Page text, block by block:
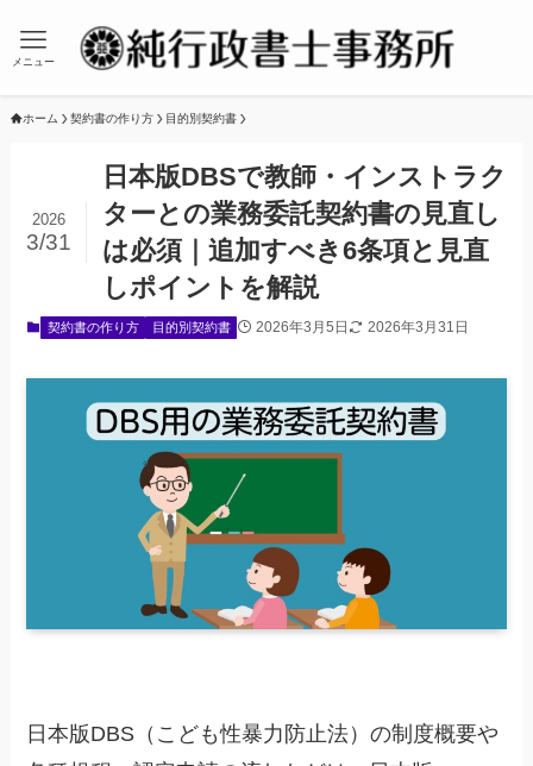
メニュー
ホーム 契約書の作り方 目的別契約書
日本版DBSで教師・インストラク
ターとの業務委託契約書の見直し
は必須｜追加すべき6条項と見直
しポイントを解説
2026
3/31
契約書の作り方 目的別契約書 2026年3月5日 2026年3月31日
日本版DBS（こども性暴力防止法）の制度概要や